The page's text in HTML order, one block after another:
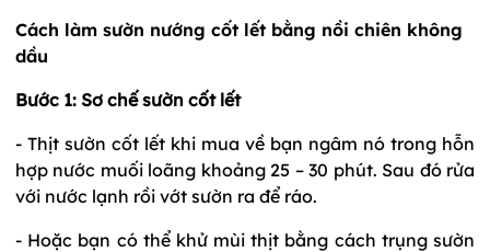
Cách làm sườn nướng cốt lết bằng nồi chiên không
dầu
Bước 1: Sơ chế sườn cốt lết
- Thịt sườn cốt lết khi mua về bạn ngâm nó trong hỗn
hợp nước muối loãng khoảng 25 – 30 phút. Sau đó rửa
với nước lạnh rồi vớt sườn ra để ráo.
- Hoặc bạn có thể khử mùi thịt bằng cách trụng sườn